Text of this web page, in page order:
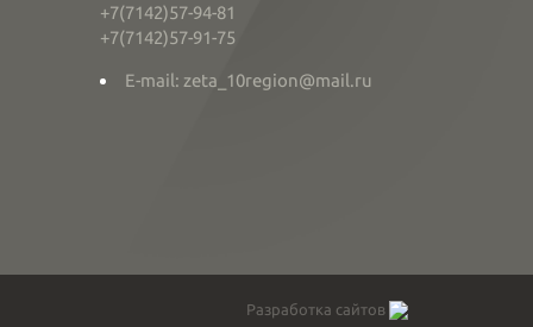
+7(7142)57-94-81
+7(7142)57-91-75
E-mail: zeta_10region@mail.ru
Разработка сайтов